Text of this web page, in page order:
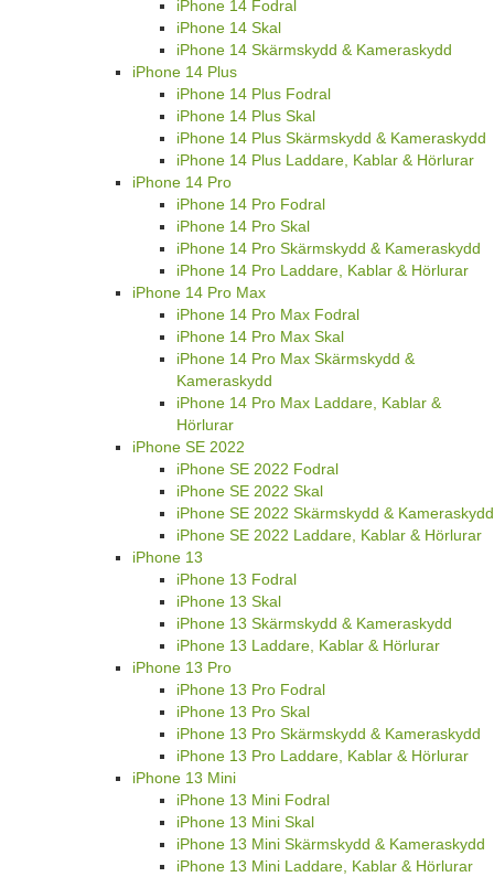
iPhone 14 Fodral
iPhone 14 Skal
iPhone 14 Skärmskydd & Kameraskydd
iPhone 14 Plus
iPhone 14 Plus Fodral
iPhone 14 Plus Skal
iPhone 14 Plus Skärmskydd & Kameraskydd
iPhone 14 Plus Laddare, Kablar & Hörlurar
iPhone 14 Pro
iPhone 14 Pro Fodral
iPhone 14 Pro Skal
iPhone 14 Pro Skärmskydd & Kameraskydd
iPhone 14 Pro Laddare, Kablar & Hörlurar
iPhone 14 Pro Max
iPhone 14 Pro Max Fodral
iPhone 14 Pro Max Skal
iPhone 14 Pro Max Skärmskydd &
Kameraskydd
iPhone 14 Pro Max Laddare, Kablar &
Hörlurar
iPhone SE 2022
iPhone SE 2022 Fodral
iPhone SE 2022 Skal
iPhone SE 2022 Skärmskydd & Kameraskydd
iPhone SE 2022 Laddare, Kablar & Hörlurar
iPhone 13
iPhone 13 Fodral
iPhone 13 Skal
iPhone 13 Skärmskydd & Kameraskydd
iPhone 13 Laddare, Kablar & Hörlurar
iPhone 13 Pro
iPhone 13 Pro Fodral
iPhone 13 Pro Skal
iPhone 13 Pro Skärmskydd & Kameraskydd
iPhone 13 Pro Laddare, Kablar & Hörlurar
iPhone 13 Mini
iPhone 13 Mini Fodral
iPhone 13 Mini Skal
iPhone 13 Mini Skärmskydd & Kameraskydd
iPhone 13 Mini Laddare, Kablar & Hörlurar